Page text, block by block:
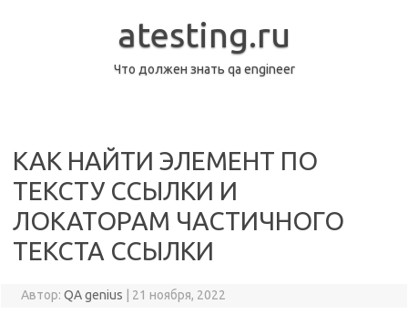
atesting.ru
Что должен знать qa engineer
КАК НАЙТИ ЭЛЕМЕНТ ПО
ТЕКСТУ ССЫЛКИ И
ЛОКАТОРАМ ЧАСТИЧНОГО
ТЕКСТА ССЫЛКИ
Автор: QA genius 21 ноября, 2022